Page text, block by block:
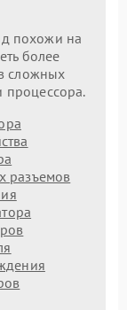
похожи на
более
сложных
процессора.
разъемов